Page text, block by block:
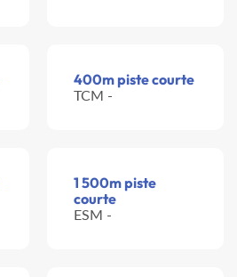
400m piste courte
TCM -
1 500m piste
courte
ESM -